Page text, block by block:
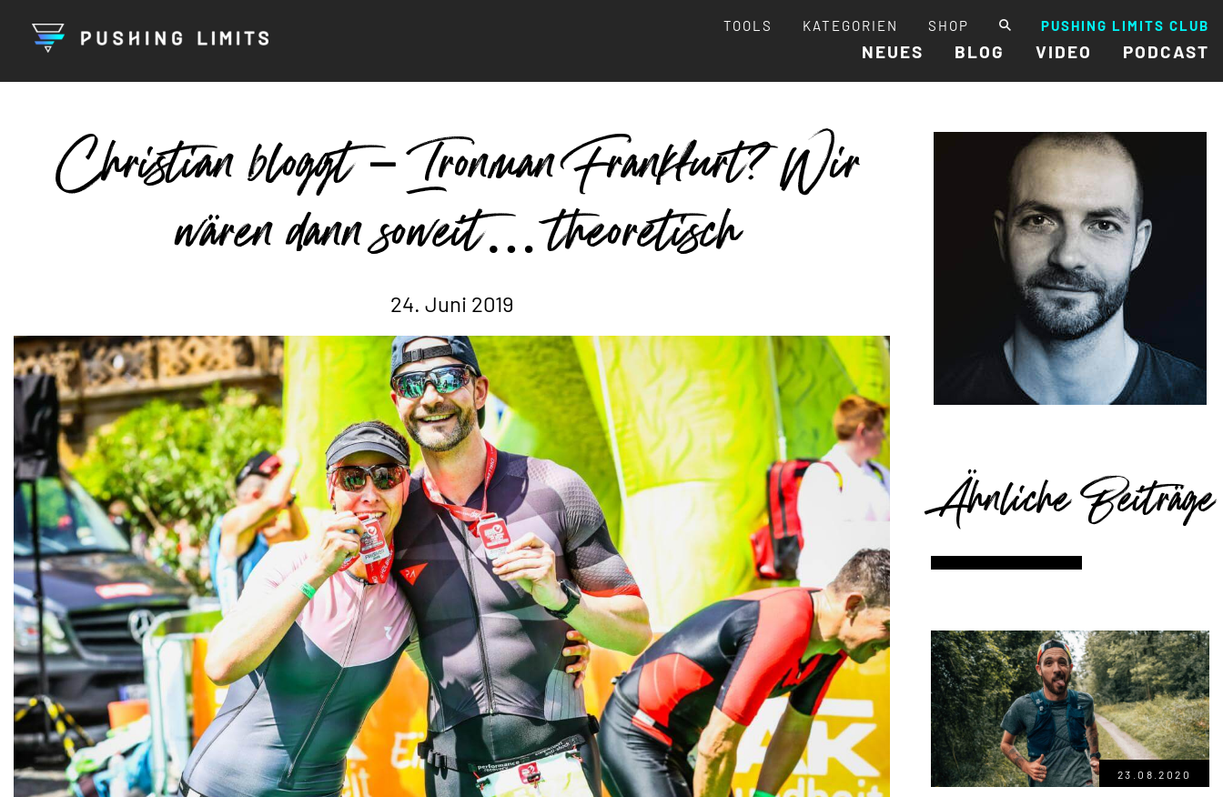
TOOLS KATEGORIEN SHOP PUSHING LIMITS CLUB
NEUES BLOG VIDEO PODCAST
Christian bloggt – Ironman Frankfurt? Wir
wären dann soweit… theoretisch
24. Juni 2019
Ähnliche Beiträge
23.08.2020